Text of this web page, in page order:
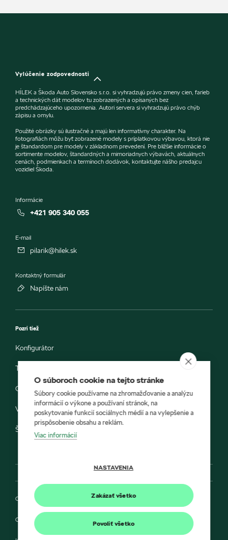
Vylúčenie zodpovednosti
HÍLEK a Škoda Auto Slovensko s.r.o. si vyhradzujú právo zmeny cien, farieb
a technických dát modelov tu zobrazených a opísaných bez
predchádzajúceho upozornenia. Autori servera si vyhradzujú právo chýb
zápisu a omylu.
Použité obrázky sú ilustračné a majú len informatívny charakter. Na
fotografiách môžu byť zobrazené modely s príplatkovou výbavou, ktorá nie
je štandardom pre modely v základnom prevedení. Pre bližšie informácie o
sortimente modelov, štandardných a mimoriadnych výbavách, aktuálnych
cenách, podmienkach a termínoch dodávok, kontaktujte nášho predajcu
vozidiel Škoda.
Informácie
+421 905 340 055
E-mail
pilarik@hilek.sk
Kontaktný formulár
Napíšte nám
Pozri tiež
Konfigurátor
Testovacia jazda
Objednávka do servisu
Vozidlá ihneď k odberu
Škoda E-shop
Ochrana osobných údajov
Cookies
O súboroch cookie na tejto stránke
Súbory cookie používame na zhromažďovanie a analýzu
informácií o výkone a používaní stránok, na
poskytovanie funkcií sociálnych médií a na vylepšenie a
prispôsobenie obsahu a reklám.
Viac informácií
NASTAVENIA
Zakázať všetko
Povoliť všetko